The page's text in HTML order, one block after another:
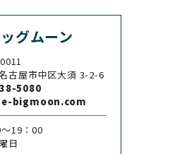
CHOPARD
ショパール
CHRONO TOKYO
グムーン
古屋市中区大須 3-2-6
5080
bigmoon.com
19：00
日